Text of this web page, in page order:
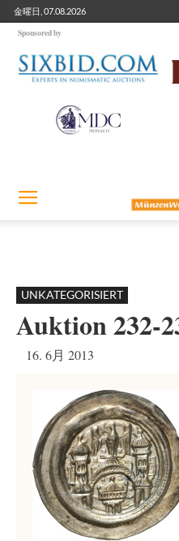
金曜日, 07.08.2026
Sponsored by
UNKATEGORISIERT
Auktion 232-
16. 6月 2013